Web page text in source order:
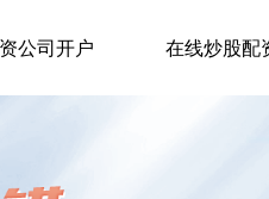
公司开户 在线炒股配